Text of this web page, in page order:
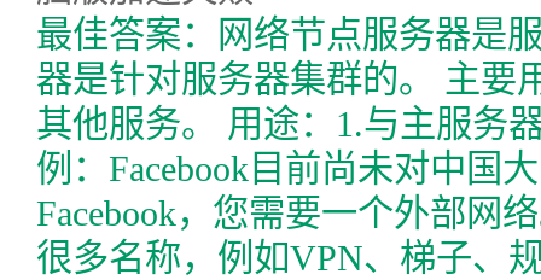
最佳答案：网络节点服务器是
器是针对服务器集群的。 主要
其他服务。 用途：1.与主服务
例：Facebook目前尚未对中国
Facebook，您需要一个外部网
很多名称，例如VPN、梯子、